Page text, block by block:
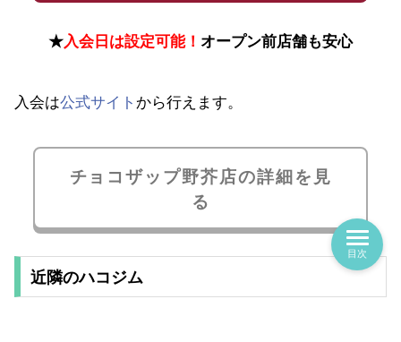
★入会日は設定可能！ オープン前店舗も安心
入会は公式サイト から行えます。
チョコザップ野芥店の詳細を見
る
近隣のハコジム
目次